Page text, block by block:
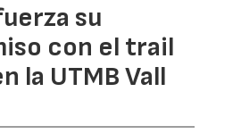
su
con el trail
la UTMB Vall